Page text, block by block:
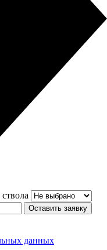
Оставить заявку
данных